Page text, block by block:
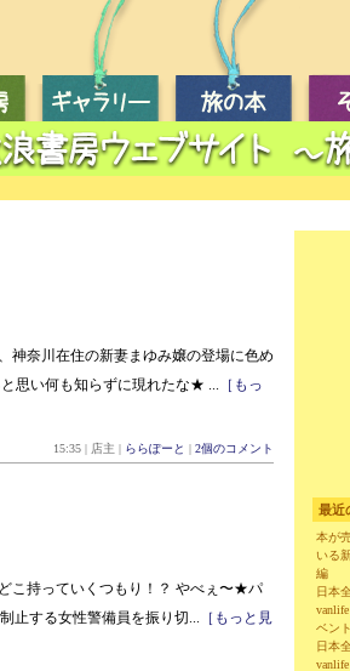
神奈川在住の新妻まゆみ嬢の登場に色め
思い何も知らずに現れたな★ ... ［もっ
15:35 | 店主 | ららぽーと | 2個のコメント
こ持っていくつもり！？ やべぇ〜★パ
止する女性警備員を振り切... ［もっと見
最近
本が
いる
編
日本
ベン
日本